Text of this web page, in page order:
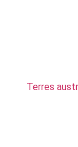
Terres